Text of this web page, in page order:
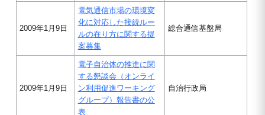
2009年1月9日
電気通信市場の環境変
化に対応した接続ルー
ルの在り方に関する提
案募集
総合通信基盤局
2009年1月9日
電子自治体の推進に関
する懇談会（オンライ
ン利用促進ワーキング
グループ）報告書の公
表
自治行政局